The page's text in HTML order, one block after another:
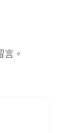
言。